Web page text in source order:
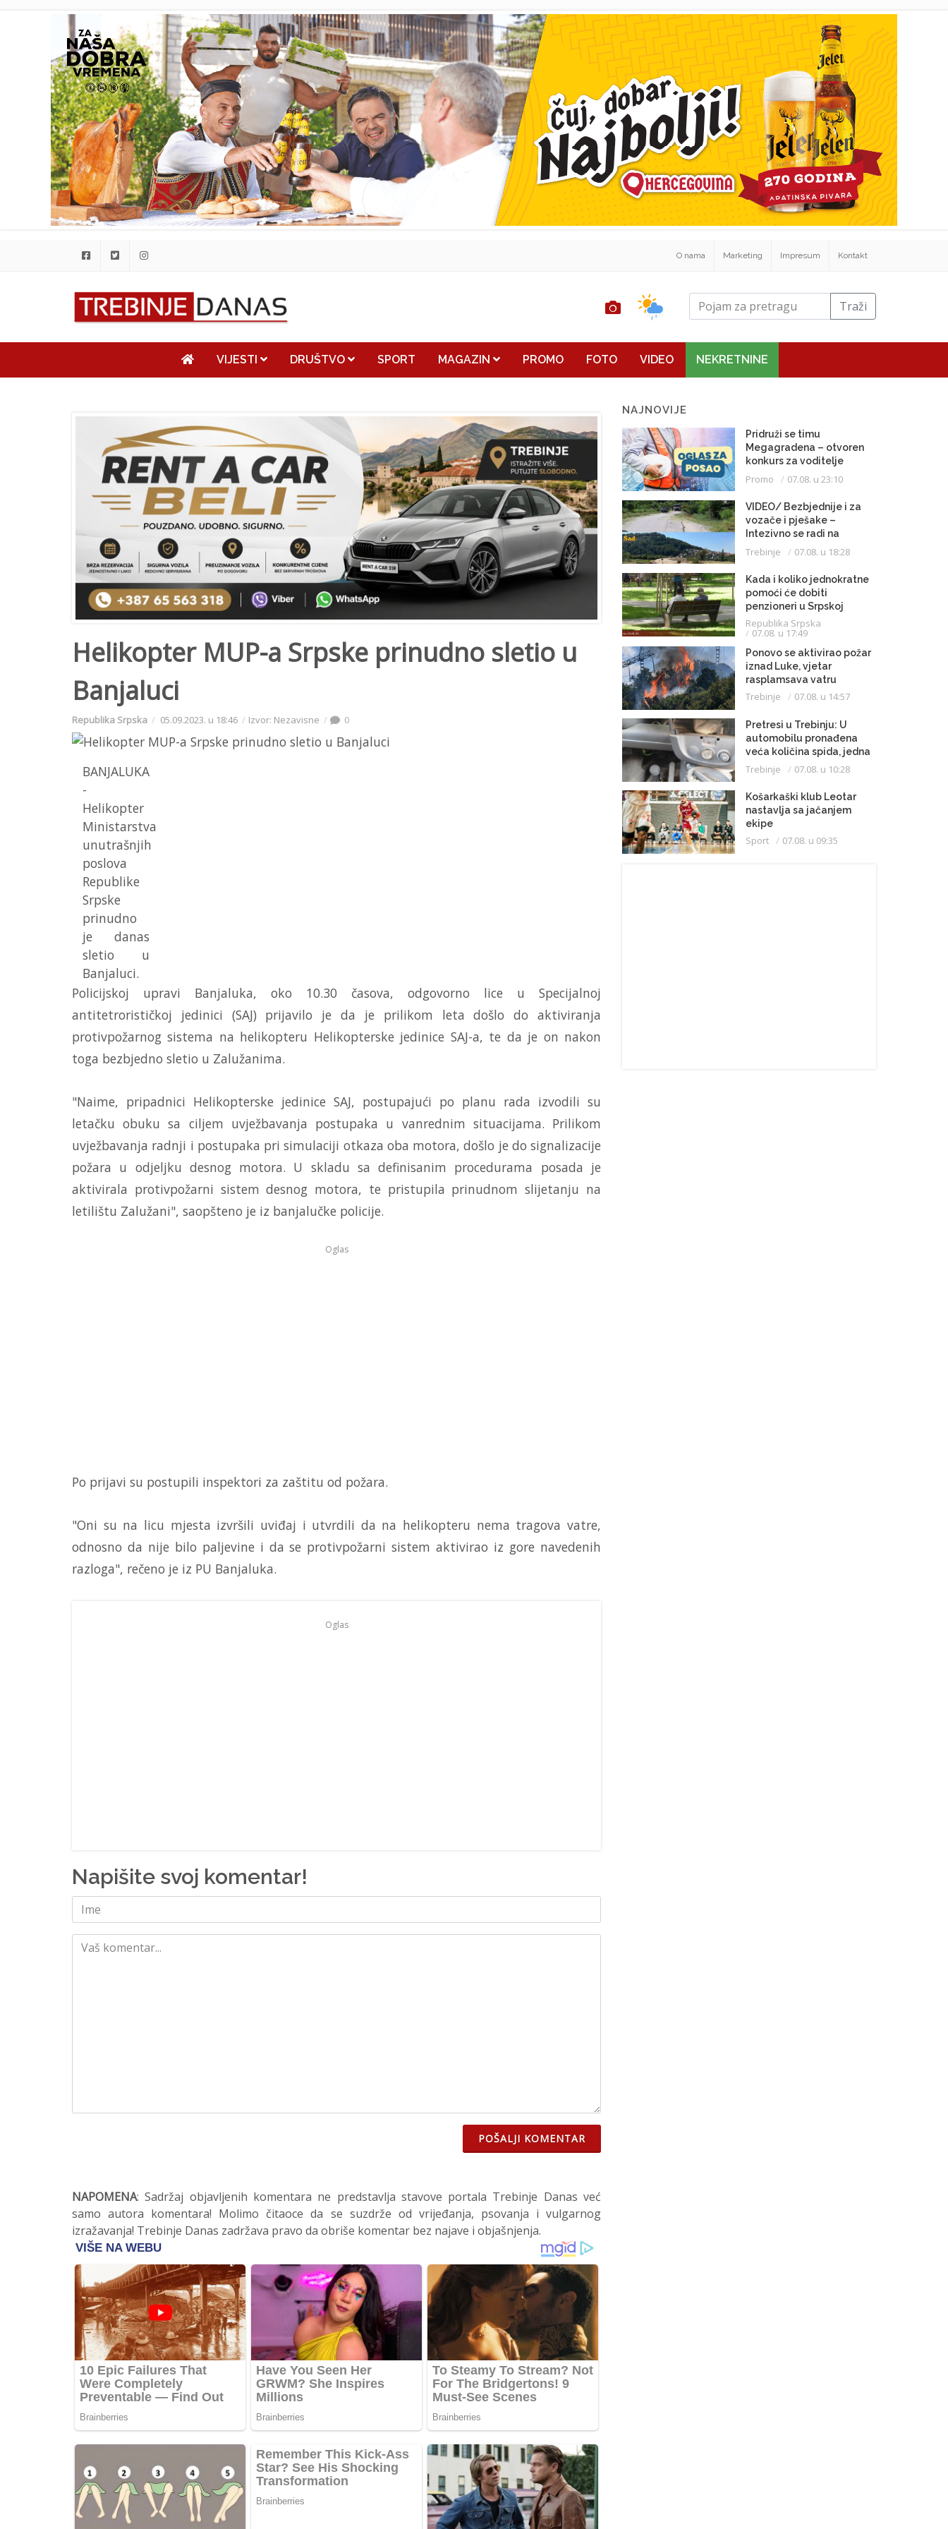
O nama Marketing Impresum Kontakt
Traži
VIJESTI DRUŠTVO SPORT MAGAZIN PROMO FOTO VIDEO NEKRETNINE
Helikopter MUP-a Srpske prinudno sletio u
Banjaluci
Republika Srpska 05.09.2023. u 18:46 Izvor: Nezavisne 0
BANJALUKA
-
Helikopter
Ministarstva
unutrašnjih
poslova
Republike
Srpske
prinudno
je danas
sletio u
Banjaluci.
Policijskoj upravi Banjaluka, oko 10.30 časova, odgovorno lice u Specijalnoj
antitetrorističkoj jedinici (SAJ) prijavilo je da je prilikom leta došlo do aktiviranja
protivpožarnog sistema na helikopteru Helikopterske jedinice SAJ-a, te da je on nakon
toga bezbjedno sletio u Zalužanima.
"Naime, pripadnici Helikopterske jedinice SAJ, postupajući po planu rada izvodili su
letačku obuku sa ciljem uvježbavanja postupaka u vanrednim situacijama. Prilikom
uvježbavanja radnji i postupaka pri simulaciji otkaza oba motora, došlo je do signalizacije
požara u odjeljku desnog motora. U skladu sa definisanim procedurama posada je
aktivirala protivpožarni sistem desnog motora, te pristupila prinudnom slijetanju na
letilištu Zalužani", saopšteno je iz banjalučke policije.
Oglas
Po prijavi su postupili inspektori za zaštitu od požara.
"Oni su na licu mjesta izvršili uviđaj i utvrdili da na helikopteru nema tragova vatre,
odnosno da nije bilo paljevine i da se protivpožarni sistem aktivirao iz gore navedenih
razloga", rečeno je iz PU Banjaluka.
Oglas
Napišite svoj komentar!
POŠALJI KOMENTAR
NAPOMENA: Sadržaj objavljenih komentara ne predstavlja stavove portala Trebinje Danas već
samo autora komentara! Molimo čitaoce da se suzdrže od vrijeđanja, psovanja i vulgarnog
izražavanja! Trebinje Danas zadržava pravo da obriše komentar bez najave i objašnjenja.
NAJNOVIJE
Pridruži se timu
Megagradena – otvoren
konkurs za voditelje
gradilišta
Promo 07.08. u 23:10
VIDEO/ Bezbjednije i za
vozače i pješake –
Intezivno se radi na
proširenju saobraćajnice
Trebinje 07.08. u 18:28
Kada i koliko jednokratne
pomoći će dobiti
penzioneri u Srpskoj
Republika Srpska
07.08. u 17:49
Ponovo se aktivirao požar
iznad Luke, vjetar
rasplamsava vatru
Trebinje 07.08. u 14:57
Pretresi u Trebinju: U
automobilu pronađena
veća količina spida, jedna
osoba uhapšena
Trebinje 07.08. u 10:28
Košarkaški klub Leotar
nastavlja sa jačanjem
ekipe
Sport 07.08. u 09:35